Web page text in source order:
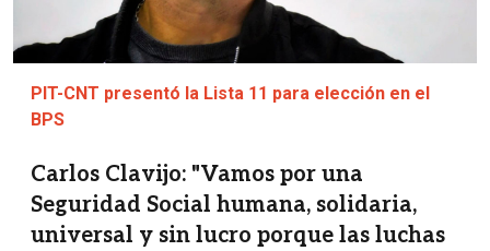
PIT-CNT presentó la Lista 11 para elección en el
BPS
Carlos Clavijo: "Vamos por una
Seguridad Social humana, solidaria,
universal y sin lucro porque las luchas